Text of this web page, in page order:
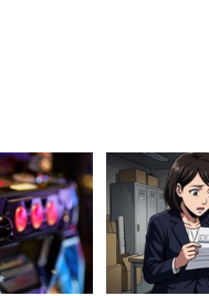
では、地位も名誉も
た。意見を求められ